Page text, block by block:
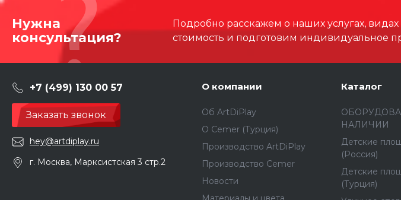
Нужна
консультация?
Подробно расскажем о наших услугах,
стоимость и подготовим индивидуальное
+7 (499) 130 00 57
Заказать звонок
hey@artdiplay.ru
г. Москва, Марксистская 3 стр.2
О компании
Об ArtDiPlay
О Сemer (Турция)
Производство ArtDiPlay
Производство Cemer
Новости
Каталог
НАЛИЧИИ
Детские
(Россия)
Детские
(Турция)